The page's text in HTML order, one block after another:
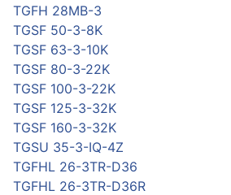
TGFH 28MB-3
TGSF 50-3-8K
TGSF 63-3-10K
TGSF 80-3-22K
TGSF 100-3-22K
TGSF 125-3-32K
TGSF 160-3-32K
TGSU 35-3-IQ-4Z
TGFHL 26-3TR-D36
TGFHL 26-3TR-D36R